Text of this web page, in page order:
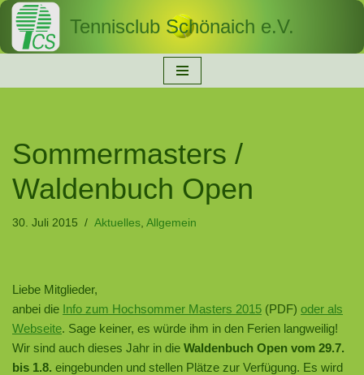
Zum
Tennisclub Schönaich e.V.
Sommermasters /
Waldenbuch Open
30. Juli 2015 Aktuelles, Allgemein
Liebe Mitglieder,
anbei die Info zum Hochsommer Masters 2015 (PDF) oder als
Webseite. Sage keiner, es würde ihm in den Ferien langweilig!
Wir sind auch dieses Jahr in die Waldenbuch Open vom 29.7.
bis 1.8. eingebunden und stellen Plätze zur Verfügung. Es wird